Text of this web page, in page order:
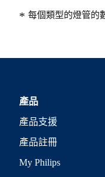
每個類型的燈管的
產品
產品支援
產品註冊
My Philips